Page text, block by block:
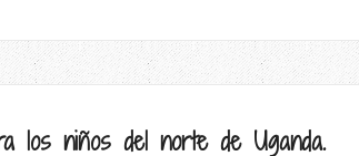
los niños del norte de Uganda.